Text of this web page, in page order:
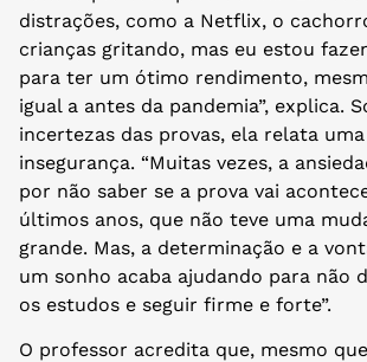
distrações, como a Netflix, o
crianças gritando, mas eu estou
para ter um ótimo rendimento,
igual a antes da pandemia”, explica.
incertezas das provas, ela relata
insegurança. “Muitas vezes, a
por não saber se a prova vai
últimos anos, que não teve uma
grande. Mas, a determinação e a
um sonho acaba ajudando para não
os estudos e seguir firme e forte”.
O professor acredita que, mesmo